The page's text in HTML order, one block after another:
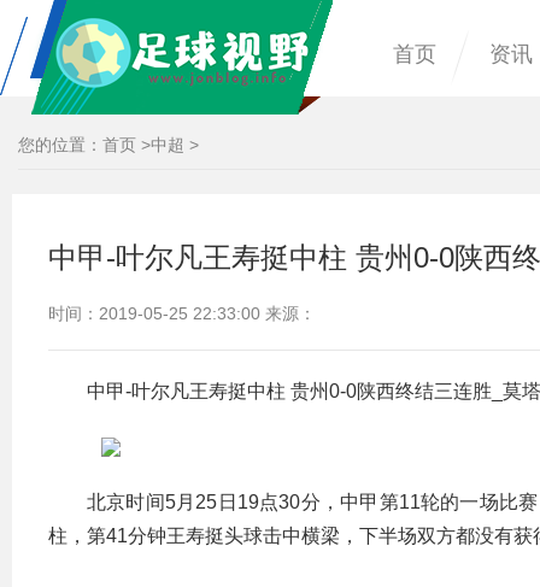
首页 资讯
您的位置： 首页 >中超 >
中甲-叶尔凡王寿挺中柱 贵州0-0陕西
时间：2019-05-25 22:33:00 来源：
中甲-叶尔凡王寿挺中柱 贵州0-0陕西终结三连胜_莫塔
北京时间5月25日19点30分，中甲第11轮的一场比
柱，第41分钟王寿挺头球击中横梁，下半场双方都没有